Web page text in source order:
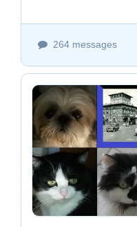
264 messages